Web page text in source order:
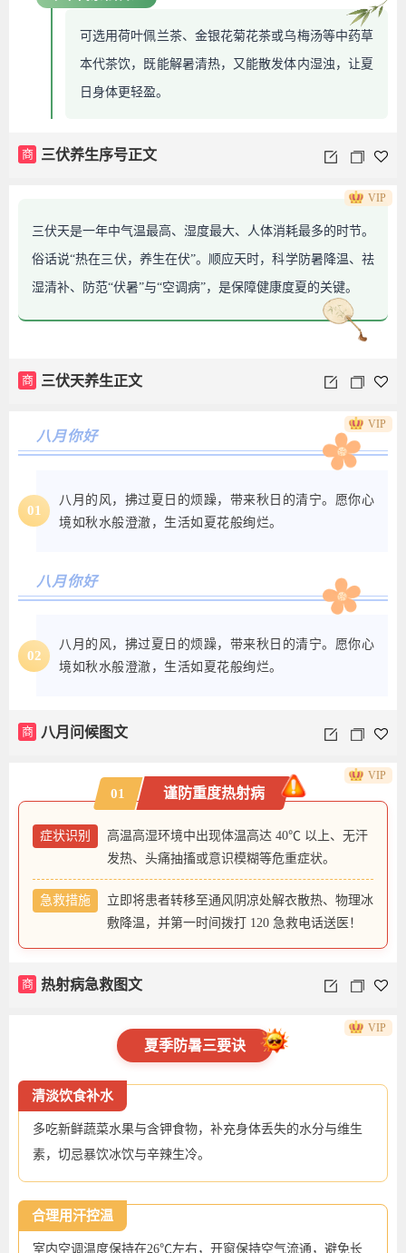
可选用荷叶佩兰茶、金银花菊花茶或乌梅汤等中药草
本代茶饮，既能解暑清热，又能散发体内湿浊，让夏
日身体更轻盈。
商 三伏养生序号正文
三伏天是一年中气温最高、湿度最大、人体消耗最多的时节。
俗话说“热在三伏，养生在伏”。顺应天时，科学防暑降温、祛
湿清补、防范“伏暑”与“空调病”，是保障健康度夏的关键。
商 三伏天养生正文
VIP
八月你好
01
八月的风，拂过夏日的烦躁，带来秋日的清宁。愿你心
境如秋水般澄澈，生活如夏花般绚烂。
八月你好
02
八月的风，拂过夏日的烦躁，带来秋日的清宁。愿你心
境如秋水般澄澈，生活如夏花般绚烂。
商 八月问候图文
VIP
01 谨防重度热射病
症状识别
高温高湿环境中出现体温高达 40℃ 以上、无汗
发热、头痛抽搐或意识模糊等危重症状。
急救措施
立即将患者转移至通风阴凉处解衣散热、物理冰
敷降温，并第一时间拨打 120 急救电话送医！
商 热射病急救图文
VIP
夏季防暑三要诀
清淡饮食补水
多吃新鲜蔬菜水果与含钾食物，补充身体丢失的水分与维生
素，切忌暴饮冰饮与辛辣生冷。
合理用汗控温
室内空调温度保持在26℃左右，开窗保持空气流通，避免长
VIP